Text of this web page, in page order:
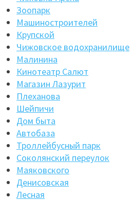
Зоопарк
Машиностроителей
Крупской
Чижовское водохранилище
Малинина
Кинотеатр Салют
Магазин Лазурит
Плеханова
Шейпичи
Дом быта
Автобаза
Троллейбусный парк
Соколянский переулок
Маяковского
Денисовская
Лесная